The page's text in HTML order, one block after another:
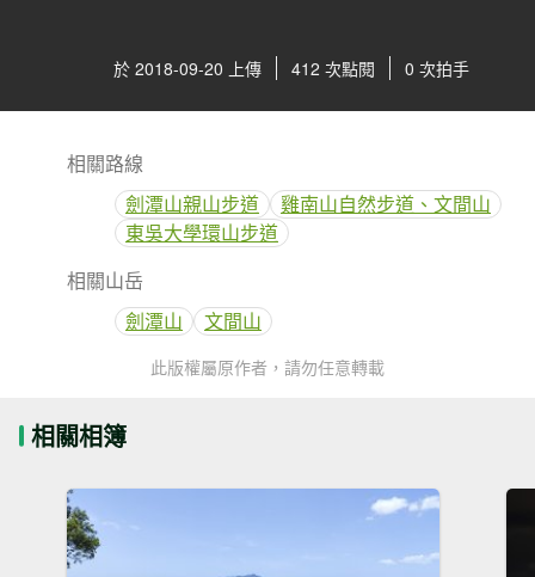
於 2018-09-20 上傳 412 次點閱 0 次拍手
相關路線
劍潭山親山步道
雞南山自然步道、文間山
東吳大學環山步道
相關山岳
劍潭山
文間山
此版權屬原作者，請勿任意轉載
相關相簿